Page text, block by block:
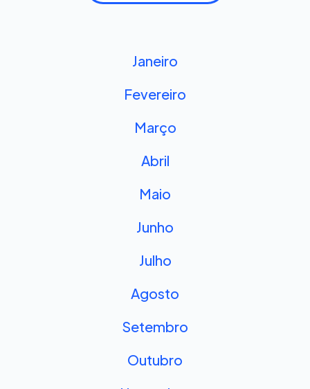
Janeiro
Fevereiro
Março
Abril
Maio
Junho
Julho
Agosto
Setembro
Outubro